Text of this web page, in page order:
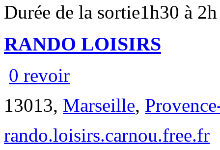
Durée de la sortie1h30 à 2h
RANDO LOISIRS
0 revoir
13013, Marseille,
rando.loisirs.carnou.free.fr